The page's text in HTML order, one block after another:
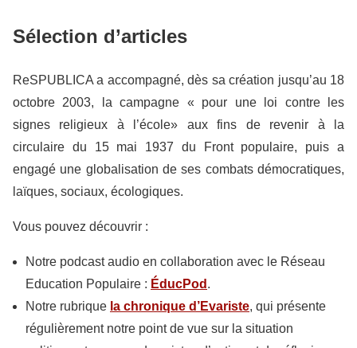
Sélection d’articles
ReSPUBLICA a accompagné, dès sa création jusqu’au 18
octobre 2003, la campagne « pour une loi contre les
signes religieux à l’école» aux fins de revenir à la
circulaire du 15 mai 1937 du Front populaire, puis a
engagé une globalisation de ses combats démocratiques,
laïques, sociaux, écologiques.
Vous pouvez découvrir :
Notre podcast audio en collaboration avec le Réseau
Education Populaire : ÉducPod .
Notre rubrique la chronique d’Evariste, qui présente
régulièrement notre point de vue sur la situation